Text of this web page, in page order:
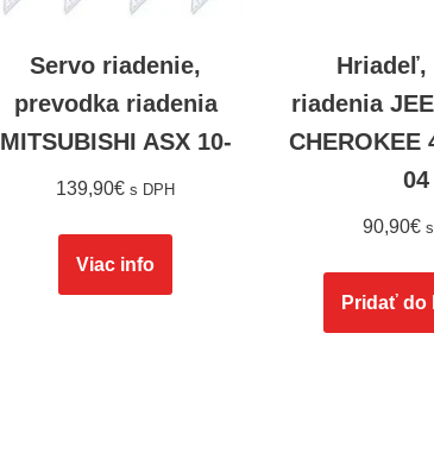
Servo riadenie,
prevodka riadenia
MITSUBISHI ASX 10-
139,90€ s DPH
Viac info
riadenia
CHEROKEE
04
90,90€
Pridať do